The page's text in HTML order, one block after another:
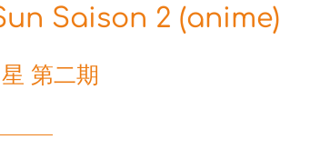
Saison 2 (anime)
第二期